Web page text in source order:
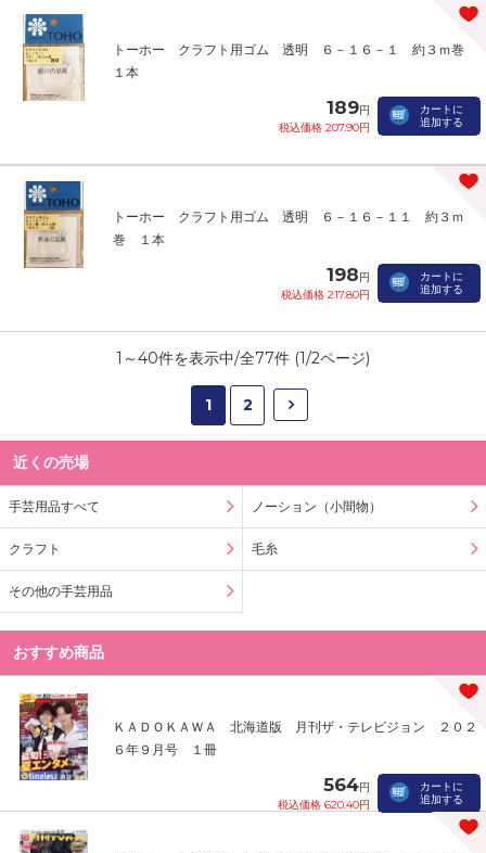
トーホー クラフト用ゴム 透明 ６－１６－１ 約３ｍ巻
１本
189円
税込価格 207.90円
カートに
追加する
トーホー クラフト用ゴム 透明 ６－１６－１１ 約３ｍ
巻 １本
198円
税込価格 217.80円
カートに
追加する
1 ～40件を表示中/全77件 (1/2ページ)
1 2
近くの売場
手芸用品すべて ノーション（小間物）
クラフト 毛糸
その他の手芸用品
おすすめ商品
ＫＡＤＯＫＡＷＡ 北海道版 月刊ザ・テレビジョン ２０２
６年９月号 １冊
564円
税込価格 620.40円
カートに
追加する